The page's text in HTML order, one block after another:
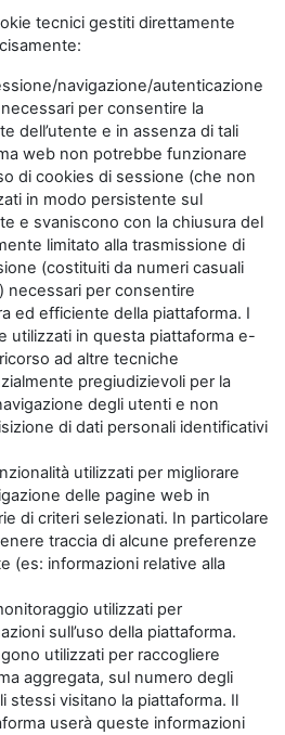
tecnici gestiti direttamente
navigazione/autenticazione
per consentire la
dell’utente e in assenza di tali
web non potrebbe funzionare
di cookies di sessione (che non
in modo persistente sul
e svaniscono con la chiusura del
limitato alla trasmissione di
(costituiti da numeri casuali
necessari per consentire
ed efficiente della piattaforma. I
utilizzati in questa piattaforma e-
ad altre tecniche
pregiudizievoli per la
degli utenti e non
di dati personali identificativi
utilizzati per migliorare
delle pagine web in
di criteri selezionati. In particolare
traccia di alcune preferenze
(es: informazioni relative alla
utilizzati per
sull’uso della piattaforma.
utilizzati per raccogliere
aggregata, sul numero degli
stessi visitano la piattaforma. Il
userà queste informazioni